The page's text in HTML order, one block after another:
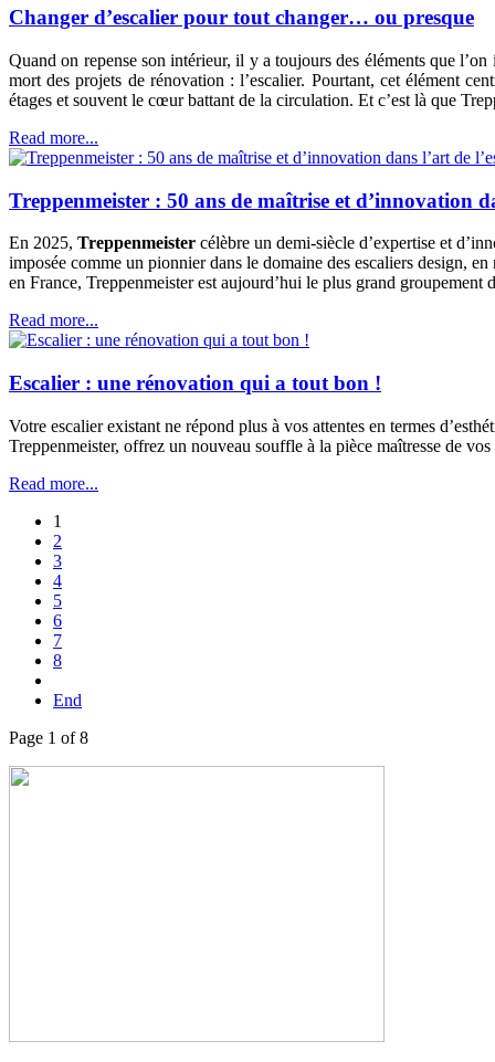
Changer d’escalier pour tout changer… ou presque
Quand on repense son intérieur, il y a toujours des éléments que
mort des projets de rénovation : l’escalier. Pourtant, cet élément
étages et souvent le cœur battant de la circulation. Et c’est là que
Read more...
Treppenmeister : 50 ans de maîtrise et d’innovation
En 2025, Treppenmeister célèbre un demi-siècle d’expertise et
imposée comme un pionnier dans le domaine des escaliers design,
en France, Treppenmeister est aujourd’hui le plus grand groupement
Read more...
Escalier : une rénovation qui a tout bon !
Votre escalier existant ne répond plus à vos attentes en termes
Treppenmeister, offrez un nouveau souffle à la pièce maîtresse de
Read more...
1
2
3
4
5
6
7
8
End
Page 1 of 8